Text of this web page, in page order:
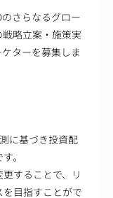
のさらなるグロー
略立案・施策実
ターを募集しま
に基づき投資配
。
することで、リ
目指すことがで